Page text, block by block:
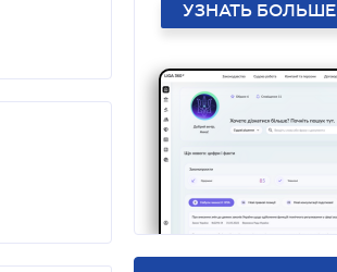
УЗНАТЬ БОЛЬШЕ